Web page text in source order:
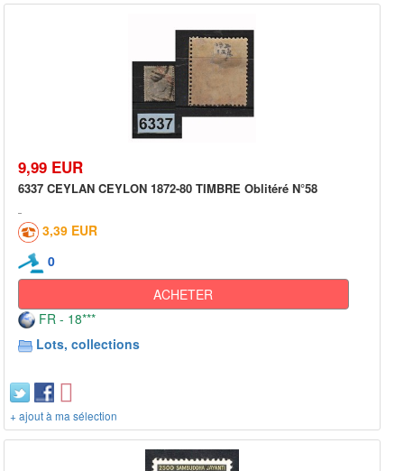
9,99 EUR
6337 CEYLAN CEYLON 1872-80 TIMBRE Oblitéré N°58
3,39 EUR
0
ACHETER
FR - 18***
Lots, collections
+ ajout à ma sélection